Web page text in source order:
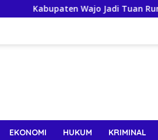
Wajo Jadi Tuan Rumah,530
EKONOMI HUKUM KRIMINAL